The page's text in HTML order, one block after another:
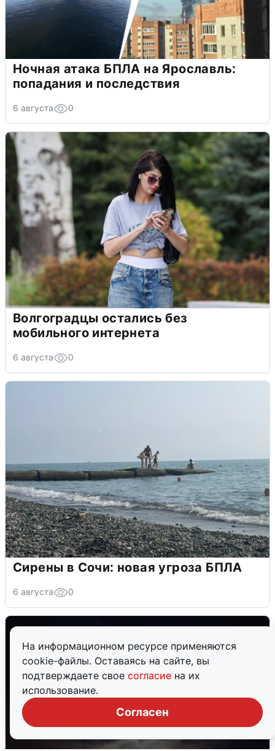
На информационном ресурсе применяются
cookie-файлы. Оставаясь на сайте, вы
подтверждаете свое согласие на их
использование.
Согласен
Ночная атака БПЛА на Ярославль:
попадания и последствия
6 августа 0
Волгоградцы остались без
мобильного интернета
6 августа 0
Сирены в Сочи: новая угроза БПЛА
6 августа 0